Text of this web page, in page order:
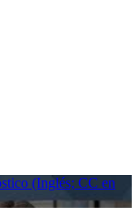
(Inglés; CC en